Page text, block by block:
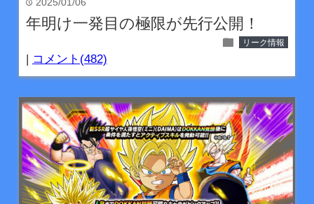
time 2025/01/06
年明け一発目の極限が先行公開！
folder リーク情報
コメント(482)